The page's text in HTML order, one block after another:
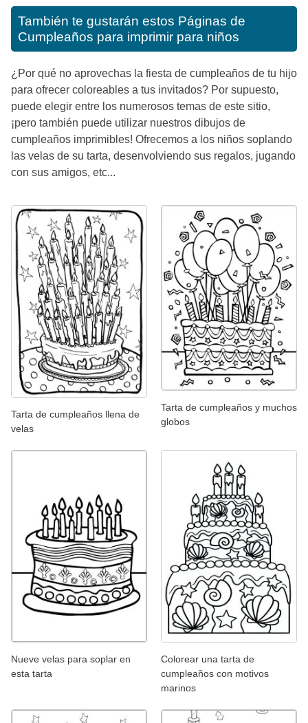
También te gustarán estos Páginas de
Cumpleaños para imprimir para niños
¿Por qué no aprovechas la fiesta de cumpleaños de tu hijo
para ofrecer coloreables a tus invitados? Por supuesto,
puede elegir entre los numerosos temas de este sitio,
¡pero también puede utilizar nuestros dibujos de
cumpleaños imprimibles! Ofrecemos a los niños soplando
las velas de su tarta, desenvolviendo sus regalos, jugando
con sus amigos, etc...
Tarta de cumpleaños llena de
velas
Tarta de cumpleaños y muchos
globos
Nueve velas para soplar en
esta tarta
Colorear una tarta de
cumpleaños con motivos
marinos